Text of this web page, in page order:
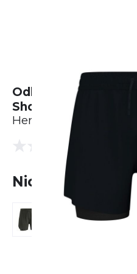
Odlo Zeroweight 5
Short
Herren
Nicht lieferbar